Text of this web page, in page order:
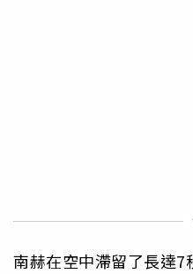
南赫在空中滯留了長達7